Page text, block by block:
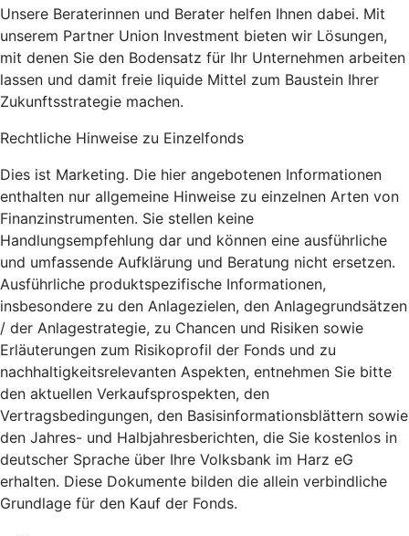
Unsere Beraterinnen und Berater helfen Ihnen dabei. Mit
unserem Partner Union Investment bieten wir Lösungen,
mit denen Sie den Bodensatz für Ihr Unternehmen arbeiten
lassen und damit freie liquide Mittel zum Baustein Ihrer
Zukunftsstrategie machen.
Rechtliche Hinweise zu Einzelfonds
Dies ist Marketing. Die hier angebotenen Informationen
enthalten nur allgemeine Hinweise zu einzelnen Arten von
Finanzinstrumenten. Sie stellen keine
Handlungsempfehlung dar und können eine ausführliche
und umfassende Aufklärung und Beratung nicht ersetzen.
Ausführliche produktspezifische Informationen,
insbesondere zu den Anlagezielen, den Anlagegrundsätzen
/ der Anlagestrategie, zu Chancen und Risiken sowie
Erläuterungen zum Risikoprofil der Fonds und zu
nachhaltigkeitsrelevanten Aspekten, entnehmen Sie bitte
den aktuellen Verkaufsprospekten, den
Vertragsbedingungen, den Basisinformationsblättern sowie
den Jahres- und Halbjahresberichten, die Sie kostenlos in
deutscher Sprache über Ihre Volksbank im Harz eG
erhalten. Diese Dokumente bilden die allein verbindliche
Grundlage für den Kauf der Fonds.